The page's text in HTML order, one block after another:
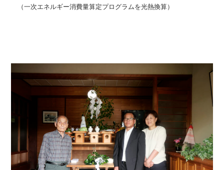
（一次エネルギー消費量算定プログラムを光熱換算）